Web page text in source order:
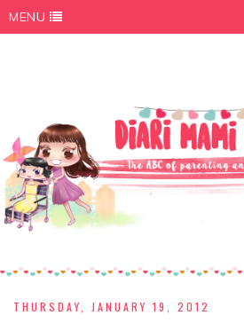
MENU
THURSDAY, JANUARY 19, 2012